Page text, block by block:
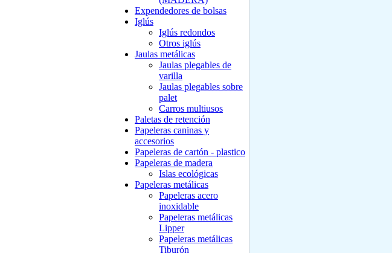
Expendedores de bolsas
Iglús
Iglús redondos
Otros iglús
Jaulas metálicas
Jaulas plegables de
varilla
Jaulas plegables sobre
palet
Carros multiusos
Paletas de retención
Papeleras caninas y
accesorios
Papeleras de cartón - plastico
Papeleras de madera
Islas ecológicas
Papeleras metálicas
Papeleras acero
inoxidable
Papeleras metálicas
Lipper
Papeleras metálicas
Tiburón